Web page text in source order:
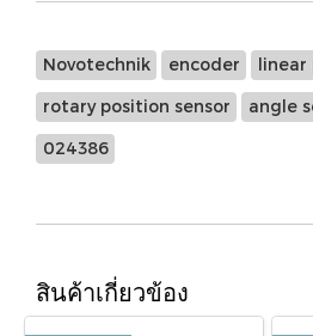
Novotechnik encoder linear
rotary position sensor angle
024386
สินค้าเกี่ยวข้อง